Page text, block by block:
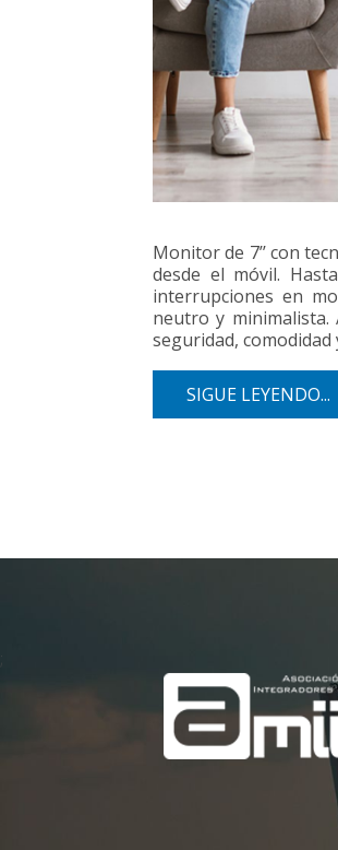
Monitor de 7’’ con
desde el móvil.
interrupciones en
neutro y minimalista.
seguridad,
SIGUE LEYENDO...
;